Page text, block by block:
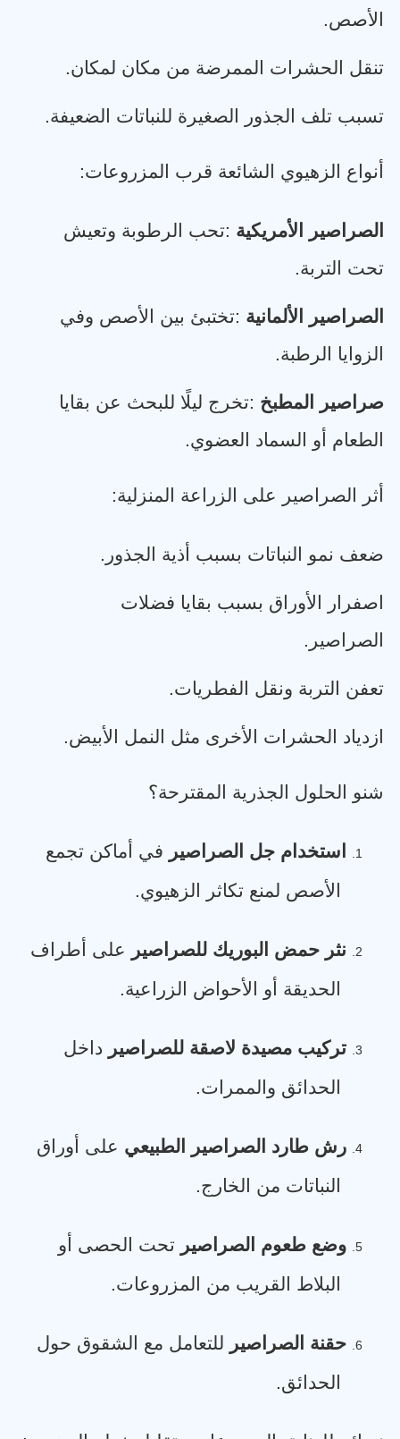
الأصص.
تنقل الحشرات الممرضة من مكان لمكان.
تسبب تلف الجذور الصغيرة للنباتات الضعيفة.
أنواع الزهيوي الشائعة قرب المزروعات:
الصراصير الأمريكية :تحب الرطوبة وتعيش
تحت التربة.
الصراصير الألمانية :تختبئ بين الأصص وفي
الزوايا الرطبة.
صراصير المطبخ :تخرج ليلًا للبحث عن بقايا
الطعام أو السماد العضوي.
أثر الصراصير على الزراعة المنزلية:
ضعف نمو النباتات بسبب أذية الجذور .
اصفرار الأوراق بسبب بقايا فضلات
الصراصير .
تعفن التربة ونقل الفطريات.
ازدياد الحشرات الأخرى مثل النمل الأبيض.
شنو الحلول الجذرية المقترحة؟
1. استخدام جل الصراصير في أماكن تجمع
الأصص لمنع تكاثر الزهيوي.
2. نثر حمض البوريك للصراصير على أطراف
الحديقة أو الأحواض الزراعية.
3. تركيب مصيدة لاصقة للصراصير داخل
الحدائق والممرات.
4. رش طارد الصراصير الطبيعي على أوراق
النباتات من الخارج.
5. وضع طعوم الصراصير تحت الحصى أو
البلاط القريب من المزروعات.
6. حقنة الصراصير للتعامل مع الشقوق حول
الحدائق.